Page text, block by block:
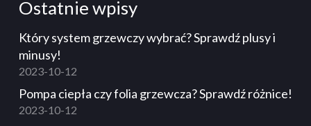
Ostatnie wpisy
Który system grzewczy wybrać? Sprawdź plusy i
minusy!
2023-10-12
Pompa ciepła czy folia grzewcza? Sprawdź różnice!
2023-10-12